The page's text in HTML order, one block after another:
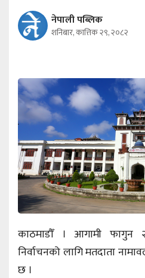
नेपाली पब्लिक
शनिबार, कात्तिक २९, २०८२
काठमाडौँ । आगामी फागुन
निर्वाचनको लागि मतदाता
छ ।